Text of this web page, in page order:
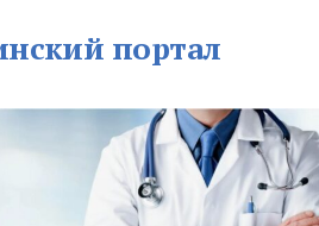
портал